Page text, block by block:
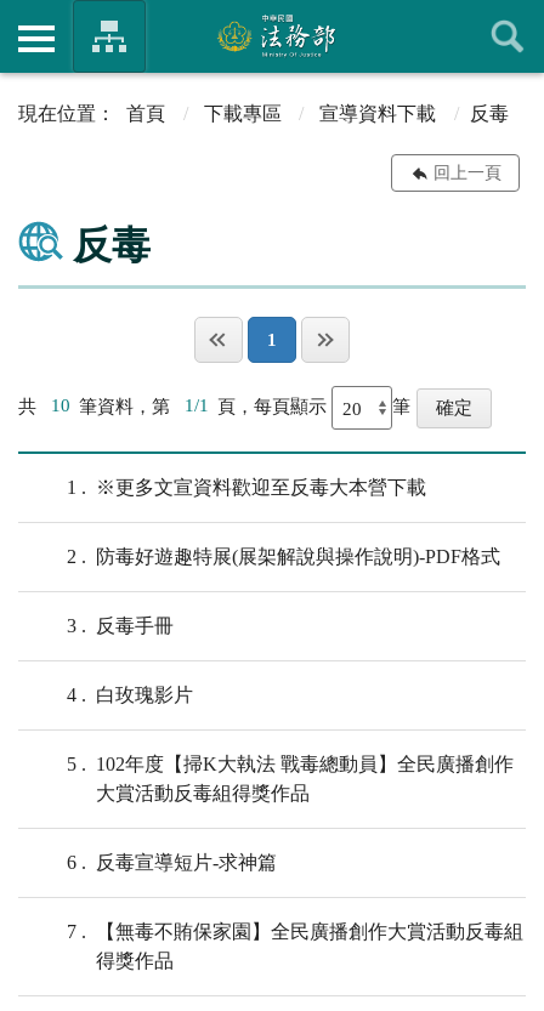
首頁 下載專區 宣導資料下載 反毒
回上一頁
反毒
1
共 10 筆資料，第 1/1 頁，每頁顯示 筆
1 ※更多文宣資料歡迎至反毒大本營下載
2 防毒好遊趣特展(展架解說與操作說明)-PDF格式
3 反毒手冊
4 白玫瑰影片
5
102年度【掃K大執法 戰毒總動員】全民廣播創作
大賞活動反毒組得獎作品
6 反毒宣導短片-求神篇
7
【無毒不賄保家園】全民廣播創作大賞活動反毒組
得獎作品